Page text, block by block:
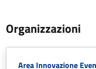
Organizzazioni
Area Innovazione